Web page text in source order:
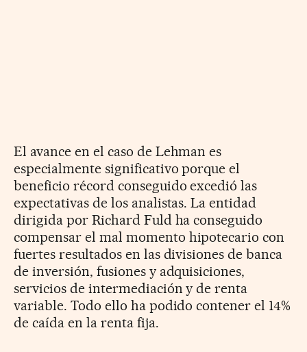
El avance en el caso de Lehman es
especialmente significativo porque el
beneficio récord conseguido excedió las
expectativas de los analistas. La entidad
dirigida por Richard Fuld ha conseguido
compensar el mal momento hipotecario con
fuertes resultados en las divisiones de banca
de inversión, fusiones y adquisiciones,
servicios de intermediación y de renta
variable. Todo ello ha podido contener el 14%
de caída en la renta fija.